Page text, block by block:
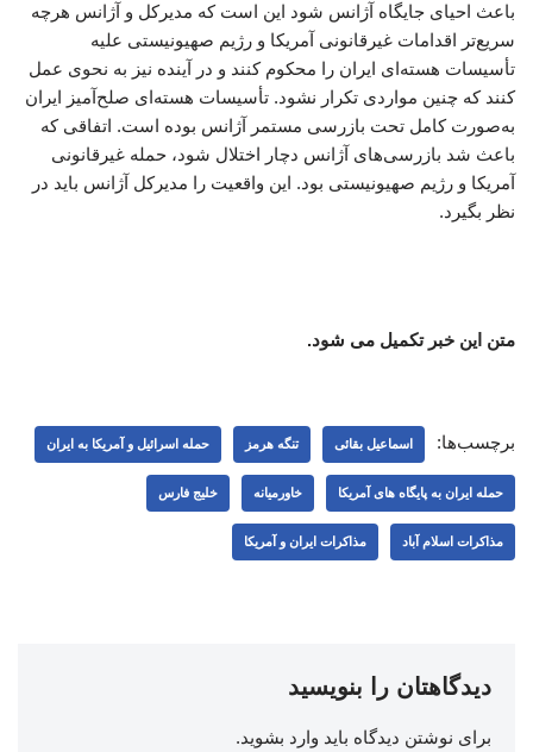
باعث احیای جایگاه آژانس شود این است که مدیرکل و آژانس هرچه
سریع‌تر اقدامات غیرقانونی آمریکا و رژیم صهیونیستی علیه
تأسیسات هسته‌ای ایران را محکوم کنند و در آینده نیز به نحوی عمل
کنند که چنین مواردی تکرار نشود. تأسیسات هسته‌ای صلح‌آمیز ایران
به‌صورت کامل تحت بازرسی مستمر آژانس بوده است. اتفاقی که
باعث شد بازرسی‌های آژانس دچار اختلال شود، حمله غیرقانونی
آمریکا و رژیم صهیونیستی بود. این واقعیت را مدیرکل آژانس باید در
نظر بگیرد.
متن این خبر تکمیل می شود.
برچسب‌ها: اسماعیل بقائی تنگه هرمز حمله اسرائیل و آمریکا به ایران
حمله ایران به پایگاه های آمریکا خاورمیانه خلیج فارس
مذاکرات اسلام آباد مذاکرات ایران و آمریکا
دیدگاهتان را بنویسید
برای نوشتن دیدگاه باید وارد بشوید.